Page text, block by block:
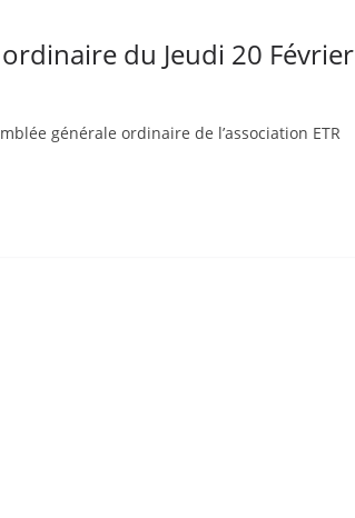
du Jeudi 20 Février
générale ordinaire de l’association ETR